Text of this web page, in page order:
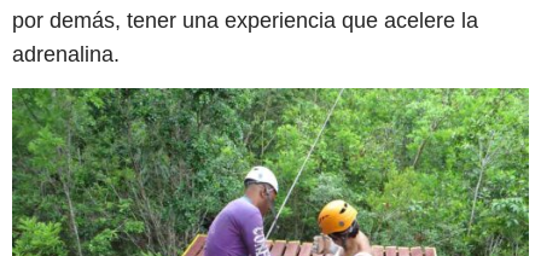
por demás, tener una experiencia que acelere la
adrenalina.